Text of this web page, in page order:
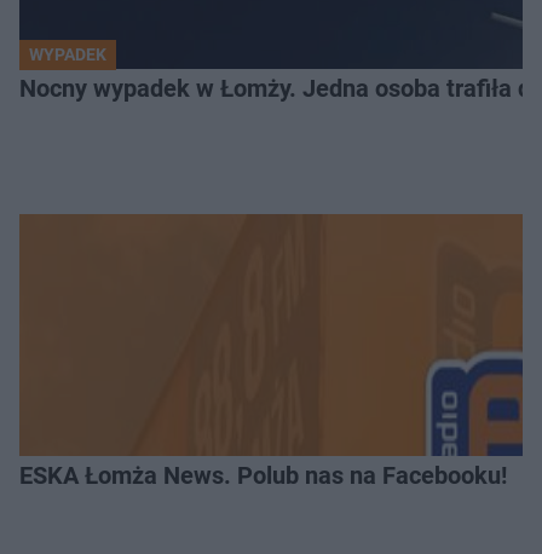
WYPADEK
Nocny wypadek w Łomży. Jedna osoba trafiła
ESKA Łomża News. Polub nas na Facebooku!